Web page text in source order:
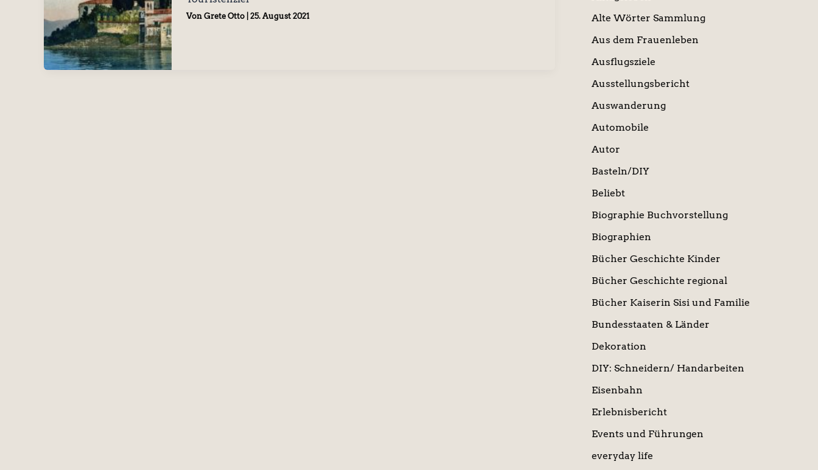
Von Grete Otto 25. August 2021
Alte Wörter Sammlung
Aus dem Frauenleben
Ausflugsziele
Ausstellungsbericht
Auswanderung
Automobile
Autor
Basteln/DIY
Beliebt
Biographie Buchvorstellung
Biographien
Bücher Geschichte Kinder
Bücher Geschichte regional
Bücher Kaiserin Sisi und Familie
Bundesstaaten & Länder
Dekoration
DIY: Schneidern/ Handarbeiten
Eisenbahn
Erlebnisbericht
Events und Führungen
everyday life